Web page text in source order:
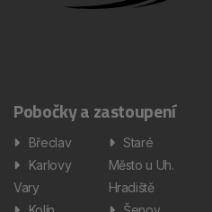
Pobočky a zastoupení
Břeclav
Karlovy
Vary
Staré
Město u Uh.
Hradiště